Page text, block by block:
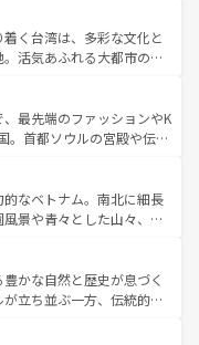
ハワイアンミュージッ
べてがハワイの魅力を彩
見と感動が待っているハ
るウルル（エアーズロッ
やケアンズの熱帯雨林な
カフェやワイン、オージ
おり、サーフィンやダイ
ドア好きにはたまらな
を存分に味わいつくそ
く台湾は、多彩な文化と
活気あふれる大都市の台
湾東部など、都市の喧騒
訪れる人に新しい発見と
奥深い台湾の食文化も魅
、バラエティ豊かな料理
湾情報は コンテンツ一覧を参
最先端のファッションやK
。首都ソウルの宮殿や伝統
の自然美を楽しむことが
絶品のストリートフード
ている。夜には、韓国な
彩な魅力を心ゆくまで味
なお、新着の韓国情報はコンテンツ一
なベトナム。南北に細長
景や青々とした山々、世
ハノイの古い町並みやホ
建物も、独特の雰囲気を
ィの豊かさとおいしさで
ナムコーヒーなどは、ぜ
かな自然と歴史が息づく
立ち並ぶ一方、伝統的な
チェンマイなどの山岳地